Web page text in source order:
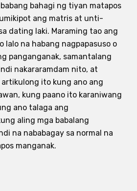
bahagi ng tiyan matapos
ang matris at unti-
dating laki. Maraming tao ang
lalo na habang nagpapasuso o
panganganak, samantalang
nakararamdam nito, at
ito kung ano ang
kung paano ito karaniwang
ano talaga ang
aling mga babalang
na nababagay sa normal na
manganak.